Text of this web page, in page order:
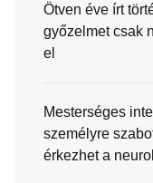
Ötven éve írt
győzelmet csak
el
Mesterséges
személyre
érkezhet a